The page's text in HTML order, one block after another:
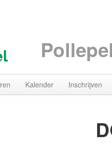
Kalender Inschrijven